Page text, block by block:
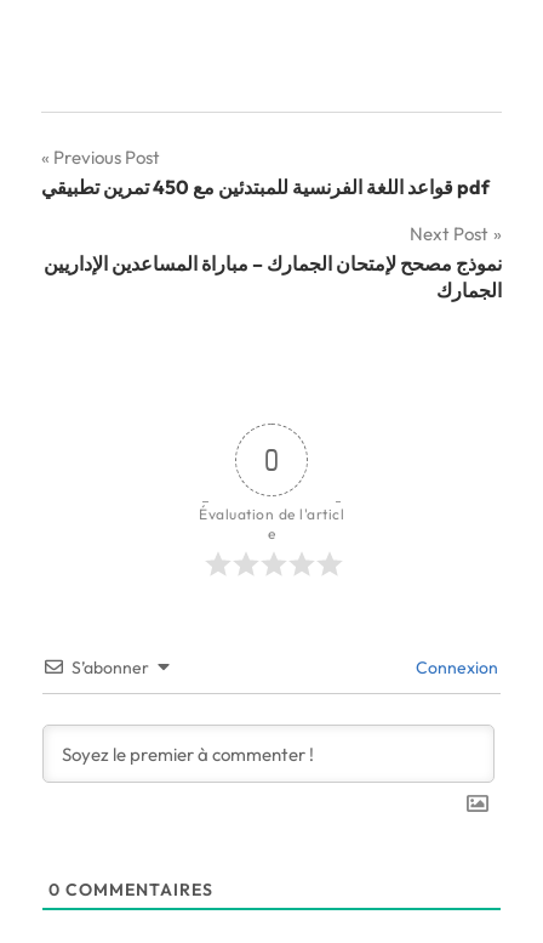
Navigation
de
l’article
Previous Post
قواعد اللغة الفرنسية للمبتدئين مع 450 تمرين تطبيقي pdf
Next Post
نموذج مصحح لإمتحان الجمارك – مباراة المساعدين الإداريين
الجمارك
0
Évaluation de l'articl
e
S’abonner Connexion
0 COMMENTAIRES